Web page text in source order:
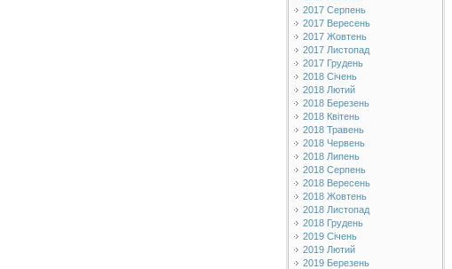
2017 Серпень
2017 Вересень
2017 Жовтень
2017 Листопад
2017 Грудень
2018 Січень
2018 Лютий
2018 Березень
2018 Квітень
2018 Травень
2018 Червень
2018 Липень
2018 Серпень
2018 Вересень
2018 Жовтень
2018 Листопад
2018 Грудень
2019 Січень
2019 Лютий
2019 Березень